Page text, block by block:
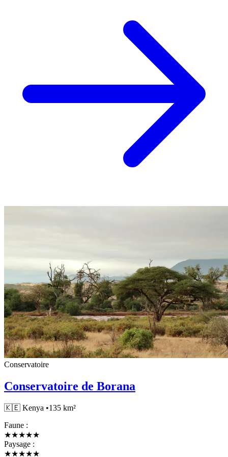
Conservatoire
Conservatoire de Borana
🇰🇪 Kenya •135 km²
Faune :
★★★★★
Paysage :
★★★★★